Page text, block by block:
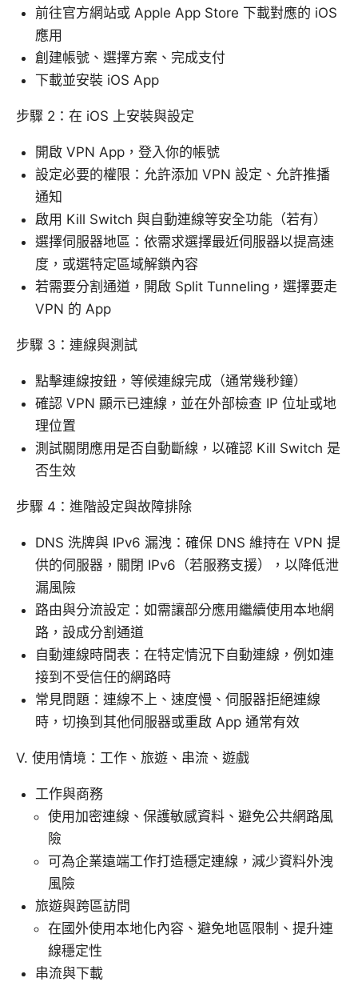
前往官方網站或 Apple App Store 下載對應的 iOS
應用
創建帳號、選擇方案、完成支付
下載並安裝 iOS App
步驟 2：在 iOS 上安裝與設定
開啟 VPN App，登入你的帳號
設定必要的權限：允許添加 VPN 設定、允許推播
通知
啟用 Kill Switch 與自動連線等安全功能（若有）
選擇伺服器地區：依需求選擇最近伺服器以提高速
度，或選特定區域解鎖內容
若需要分割通道，開啟 Split Tunneling，選擇要走
VPN 的 App
步驟 3：連線與測試
點擊連線按鈕，等候連線完成（通常幾秒鐘）
確認 VPN 顯示已連線，並在外部檢查 IP 位址或地
理位置
測試關閉應用是否自動斷線，以確認 Kill Switch 是
否生效
步驟 4：進階設定與故障排除
DNS 洗牌與 IPv6 漏洩：確保 DNS 維持在 VPN 提
供的伺服器，關閉 IPv6（若服務支援），以降低泄
漏風險
路由與分流設定：如需讓部分應用繼續使用本地網
路，設成分割通道
自動連線時間表：在特定情況下自動連線，例如連
接到不受信任的網路時
常見問題：連線不上、速度慢、伺服器拒絕連線
時，切換到其他伺服器或重啟 App 通常有效
V. 使用情境：工作、旅遊、串流、遊戲
工作與商務
使用加密連線、保護敏感資料、避免公共網路風
險
可為企業遠端工作打造穩定連線，減少資料外洩
風險
旅遊與跨區訪問
在國外使用本地化內容、避免地區限制、提升連
線穩定性
串流與下載